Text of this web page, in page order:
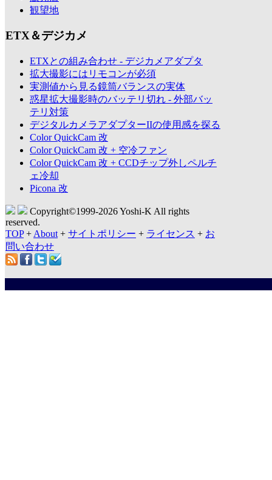
観望地
ETX＆デジカメ
ETXとの組み合わせ - デジカメアダプタ
拡大撮影にはリモコンが必須
実測値から見る鏡筒バランスの実体
惑星拡大撮影時のバッテリ切れ - 外部バッ
テリ対策
デジタルカメラアダプターIIの使用感を探る
Color QuickCam 改
Color QuickCam 改 + 空冷ファン
Color QuickCam 改 + CCDチップ外しペルチ
ェ冷却
Picona 改
Copyright©1999-2026 Yoshi-K All rights
reserved.
TOP+ About + サイトポリシー + ライセンス + お
問い合わせ